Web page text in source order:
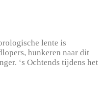
lente is
hunkeren naar dit
‘s Ochtends tijdens het